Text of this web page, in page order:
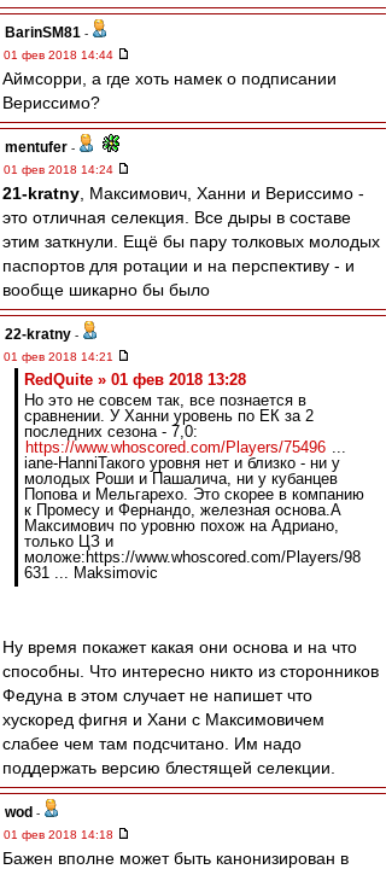
BarinSM81 -
01 фев 2018 14:44
Аймсорри, а где хоть намек о подписании
Вериссимо?
mentufer -
01 фев 2018 14:24
21-kratny , Максимович, Ханни и Вериссимо -
это отличная селекция. Все дыры в составе
этим заткнули. Ещё бы пару толковых молодых
паспортов для ротации и на перспективу - и
вообще шикарно бы было
22-kratny -
01 фев 2018 14:21
RedQuite » 01 фев 2018 13:28
Но это не совсем так, все познается в
сравнении. У Ханни уровень по ЕК за 2
последних сезона - 7,0:
https://www.whoscored.com/Players/75496 ...
iane-HanniТакого уровня нет и близко - ни у
молодых Роши и Пашалича, ни у кубанцев
Попова и Мельгарехо. Это скорее в компанию
к Промесу и Фернандо, железная основа.А
Максимович по уровню похож на Адриано,
только ЦЗ и
моложе:https://www.whoscored.com/Players/98
631 ... Maksimovic
Ну время покажет какая они основа и на что
способны. Что интересно никто из сторонников
Федуна в этом случает не напишет что
хускоред фигня и Хани с Максимовичем
слабее чем там подсчитано. Им надо
поддержать версию блестящей селекции.
wod -
01 фев 2018 14:18
Бажен вполне может быть канонизирован в